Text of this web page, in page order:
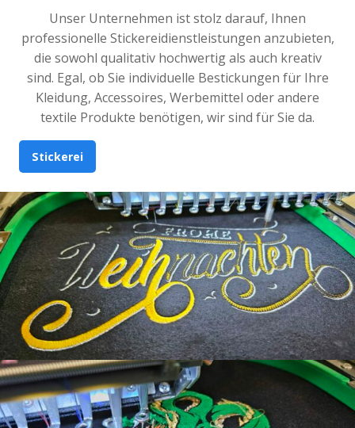
Unser Unternehmen ist stolz darauf, Ihnen
professionelle Stickereidienstleistungen anzubieten,
die sowohl qualitativ hochwertig als auch kreativ
sind. Egal, ob Sie individuelle Bestickungen für Ihre
Kleidung, Accessoires, Werbemittel oder andere
textile Produkte benötigen, wir sind für Sie da.
Stickerei